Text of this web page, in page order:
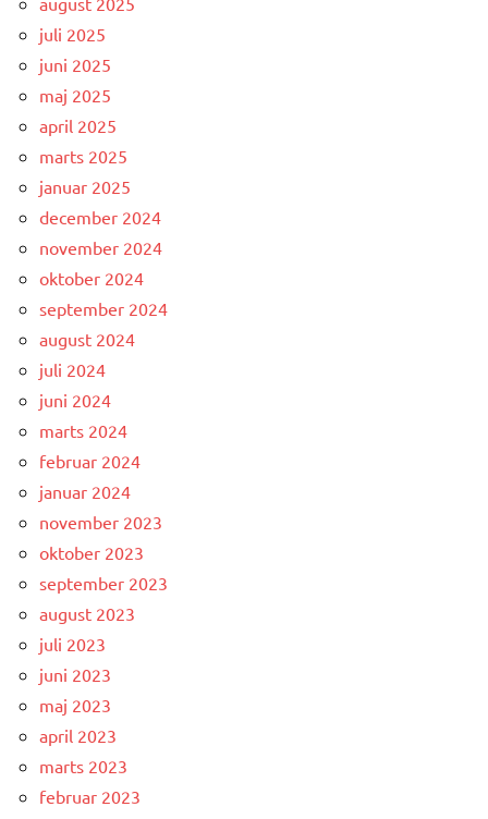
juli 2025
juni 2025
maj 2025
april 2025
marts 2025
januar 2025
december 2024
november 2024
oktober 2024
september 2024
august 2024
juli 2024
juni 2024
marts 2024
februar 2024
januar 2024
november 2023
oktober 2023
september 2023
august 2023
juli 2023
juni 2023
maj 2023
april 2023
marts 2023
februar 2023